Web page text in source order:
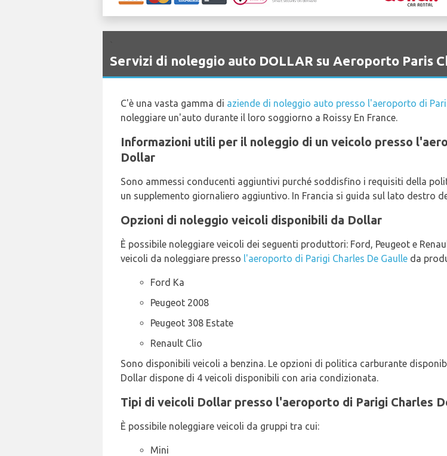
Servizi di noleggio auto DOLLAR su Aeroporto Paris
C'è una vasta gamma di aziende di noleggio auto presso l'aeroporto di
noleggiare un'auto durante il loro soggiorno a Roissy En France.
Informazioni utili per il noleggio di un veicolo presso
Dollar
Sono ammessi conducenti aggiuntivi purché soddisfino i requisiti della
un supplemento giornaliero aggiuntivo. In Francia si guida sul lato destro
Opzioni di noleggio veicoli disponibili da Dollar
È possibile noleggiare veicoli dei seguenti produttori: Ford, Peugeot e
veicoli da noleggiare presso l'aeroporto di Parigi Charles De Gaulle da
Ford Ka
Peugeot 2008
Peugeot 308 Estate
Renault Clio
Sono disponibili veicoli a benzina. Le opzioni di politica carburante
Dollar dispone di 4 veicoli disponibili con aria condizionata.
Tipi di veicoli Dollar presso l'aeroporto di Parigi Charles
È possibile noleggiare veicoli da gruppi tra cui:
Mini